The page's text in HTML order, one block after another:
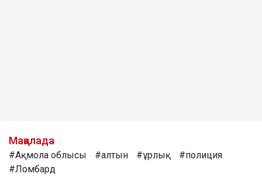
Мақалада
#Ақмола облысы #алтын #ұрлық
#полиция
#Ломбард